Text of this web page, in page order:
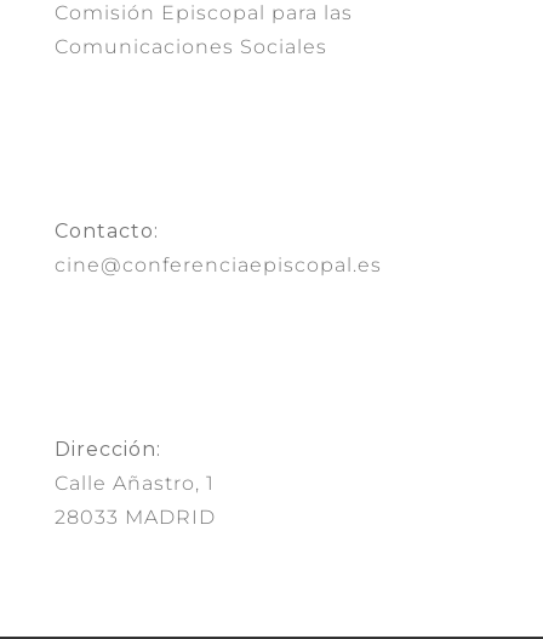
Comisión Episcopal para las
Comunicaciones Sociales
Contacto:
cine@conferenciaepiscopal.es
Dirección:
Calle Añastro, 1
28033 MADRID